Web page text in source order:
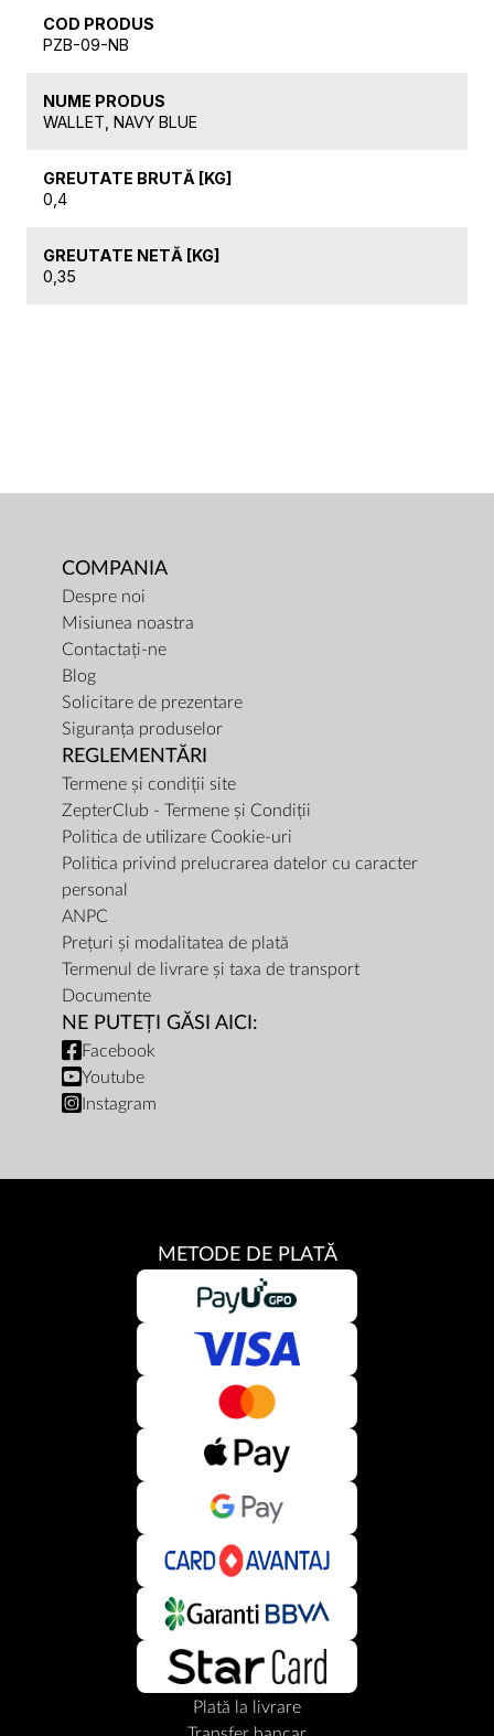
COD PRODUS
PZB-09-NB
NUME PRODUS
WALLET, NAVY BLUE
GREUTATE BRUTĂ [KG]
0,4
GREUTATE NETĂ [KG]
0,35
COMPANIA
Despre noi
Misiunea noastra
Contactați-ne
Blog
Solicitare de prezentare
Siguranța produselor
REGLEMENTĂRI
Termene și condiții site
ZepterClub - Termene și Condiții
Politica de utilizare Cookie-uri
Politica privind prelucrarea datelor cu caracter
personal
ANPC
Prețuri și modalitatea de plată
Termenul de livrare și taxa de transport
Documente
NE PUTEȚI GĂSI AICI:
Facebook
Youtube
Instagram
METODE DE PLATĂ
Plată la livrare